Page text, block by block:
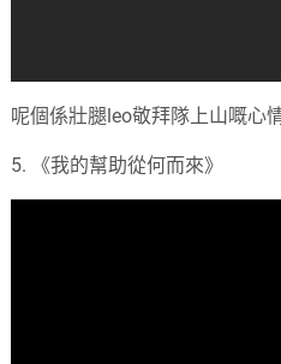
呢個係壯腿leo敬拜隊上山嘅心
5. 《我的幫助從何而來》